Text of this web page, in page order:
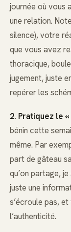
journée où vous
une relation.
silence), votre
que vous avez
thoracique,
jugement, juste
repérer les
2. Pratiquez le
bénin cette
même. Par
part de gâteau
qu’on partage,
juste une
s’écroule pas,
l’authenticité.